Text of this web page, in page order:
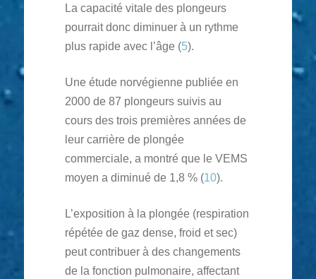
La capacité vitale des plongeurs
pourrait donc diminuer à un rythme
plus rapide avec l’âge (5).
Une étude norvégienne publiée en
2000 de 87 plongeurs suivis au
cours des trois premières années de
leur carrière de plongée
commerciale, a montré que le VEMS
moyen a diminué de 1,8 % (10).
L’exposition à la plongée (respiration
répétée de gaz dense, froid et sec)
peut contribuer à des changements
de la fonction pulmonaire, affectant